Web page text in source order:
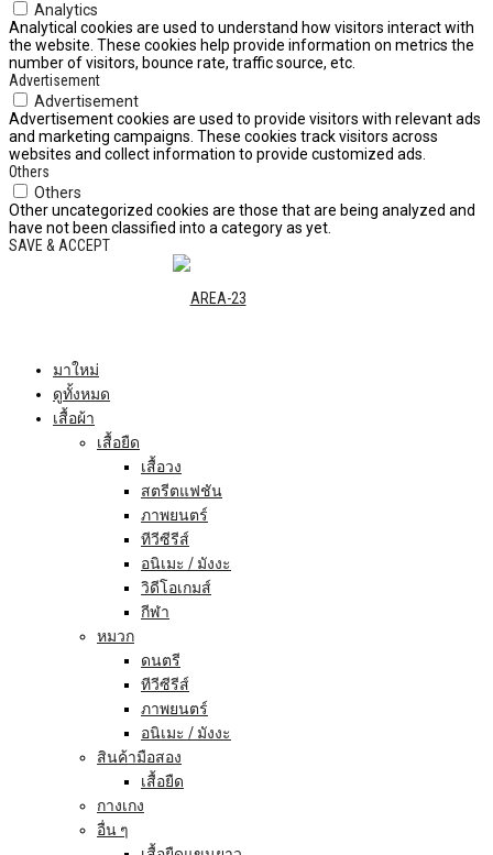
Analytics
Analytical cookies are used to understand how visitors interact with
the website. These cookies help provide information on metrics the
number of visitors, bounce rate, traffic source, etc.
Advertisement
Advertisement
Advertisement cookies are used to provide visitors with relevant ads
and marketing campaigns. These cookies track visitors across
websites and collect information to provide customized ads.
Others
Others
Other uncategorized cookies are those that are being analyzed and
have not been classified into a category as yet.
SAVE & ACCEPT
มาใหม่
ดูทั้งหมด
เสื้อผ้า
เสื้อยืด
เสื้อวง
สตรีตแฟชัน
ภาพยนตร์
ทีวีซีรีส์
อนิเมะ / มังงะ
วิดีโอเกมส์
กีฬา
หมวก
ดนตรี
ทีวีซีรีส์
ภาพยนตร์
อนิเมะ / มังงะ
สินค้ามือสอง
เสื้อยืด
กางเกง
อื่น ๆ